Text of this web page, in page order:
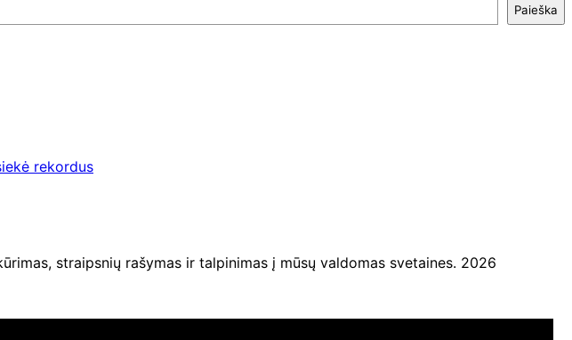
Paieška
rekordus
straipsnių rašymas ir talpinimas į mūsų valdomas svetaines. 2026